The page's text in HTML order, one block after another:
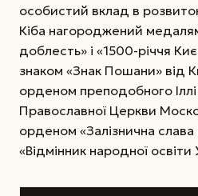
особистий вклад в
Кіба нагороджений
доблесть» і «1500-річчя
знаком «Знак Пошани» від
орденом преподобного
Православної Церкви
орденом «Залізнична слава
«Відмінник народної освіти